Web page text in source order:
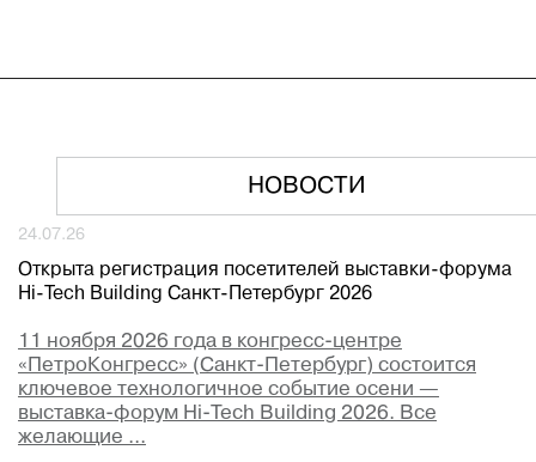
НОВОСТИ
24.07.26
Открыта регистрация посетителей выставки-форума
Hi-Tech Building Санкт-Петербург 2026
11 ноября 2026 года в конгресс-центре
«ПетроКонгресс» (Санкт-Петербург) состоится
ключевое технологичное событие осени —
выставка-форум Hi-Tech Building 2026. Все
желающие ...